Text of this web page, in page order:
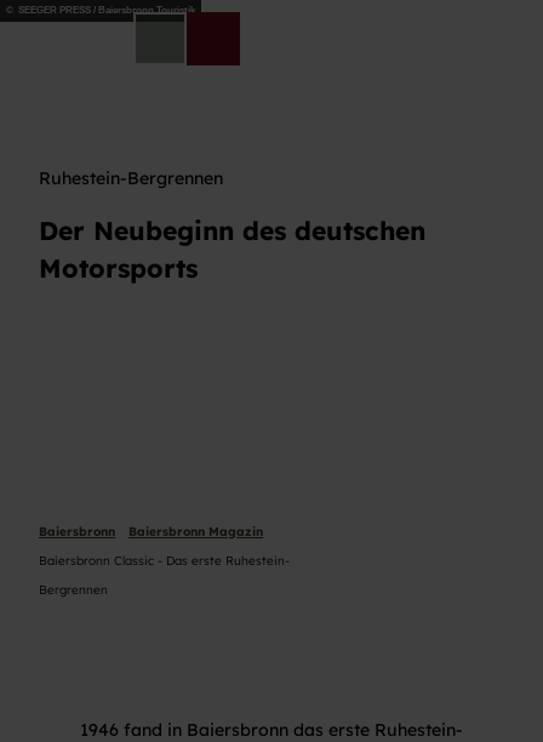
Z© SEEGER PRESS / Baiersbronn Touristik
Ruhestein-Bergrennen
Der Neubeginn des deutschen
Motorsports
Baiersbronn
Baiersbronn Magazin
Baiersbronn Classic - Das erste Ruhestein-
Bergrennen
1946 fand in Baiersbronn das erste Ruhestein-